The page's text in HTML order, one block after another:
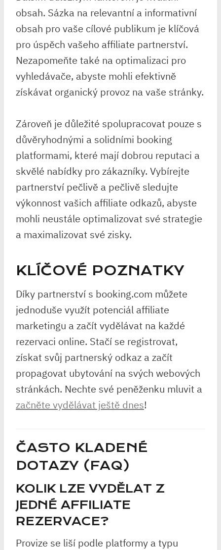
obsah. Sázka na relevantní a informativní
obsah pro vaše cílové publikum je klíčová
pro úspěch vašeho affiliate partnerství.
Nezapomeňte také na optimalizaci pro
vyhledávače, abyste mohli efektivně
získávat organický provoz na vaše stránky.
Zároveň je důležité spolupracovat pouze s
důvěryhodnými a solidními booking
platformami, které mají dobrou reputaci a
skvělé nabídky pro zákazníky. Vybírejte
partnerství pečlivě a pečlivě sledujte
výkonnost vašich affiliate odkazů, abyste
mohli neustále optimalizovat své strategie
a maximalizovat své zisky.
KLÍČOVÉ POZNATKY
Díky partnerství s booking.com můžete
jednoduše využít potenciál affiliate
marketingu a začít vydělávat na každé
rezervaci online. Stačí se registrovat,
získat svůj partnerský odkaz a začít
propagovat ubytování na svých webových
stránkách. Nechte své peněženku mluvit a
začněte vydělávat ještě dnes!
ČASTO KLADENÉ
DOTAZY (FAQ)
KOLIK LZE VYDĚLAT Z
JEDNÉ AFFILIATE
REZERVACE?
Provize se liší podle platformy a typu